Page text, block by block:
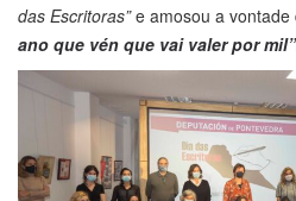
das Escritoras”e amosou a vontade
ano que vén que vai valer por